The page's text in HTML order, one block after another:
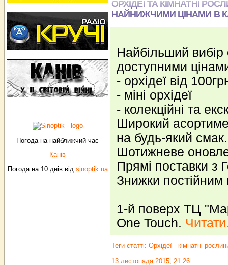
Погода на найближчий час
Канів
Погода на 10 днів від sinoptik.ua
ОРХІДЕЇ ТА КІМНАТНІ
НАЙНИЖЧИМИ ЦІНАМИ В
Найбільший вибір
доступними
- орхідеї від
- міні орхідеї
- колекційні та
Широкий
на будь-який смак.
Шотижневе
Прямі поставки з
Знижки
1-й поверх ТЦ
One Touch.
Теги статті: Орхідеї кімнатні
13 листопада 2015, 21:26